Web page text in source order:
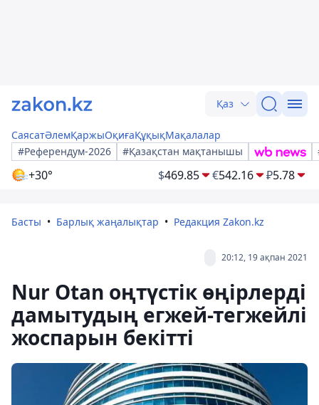
Қаз
СаясатӘлемҚаржыОқиғаҚұқықМақалалар
#Референдум-2026
#Қазақстан мақтанышы
+30° $469.85 €542.16 ₽5.78
Басты Барлық жаңалықтар Редакция Zakon.kz
20:12, 19 ақпан 2021
Nur Otan оңтүстік өңірлерді
дамытудың егжей-тегжейлі
жоспарын бекітті